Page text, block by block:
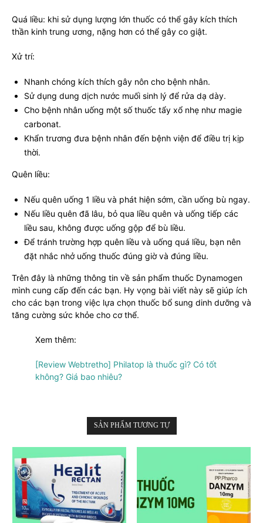
Quá liều: khi sử dụng lượng lớn thuốc có thể gây kích thích
thần kinh trung ương, nặng hơn có thể gây co giật.
Xử trí:
Nhanh chóng kích thích gây nôn cho bệnh nhân.
Sử dụng dung dịch nước muối sinh lý để rửa dạ dày.
Cho bệnh nhân uống một số thuốc tẩy xổ nhẹ như magie
carbonat.
Khẩn trương đưa bệnh nhân đến bệnh viện để điều trị kịp
thời.
Quên liều:
Nếu quên uống 1 liều và phát hiện sớm, cần uống bù ngay.
Nếu liều quên đã lâu, bỏ qua liều quên và uống tiếp các
liều sau, không được uống gộp để bù liều.
Để tránh trường hợp quên liều và uống quá liều, bạn nên
đặt nhắc nhở uống thuốc đúng giờ và đúng liều.
Trên đây là những thông tin về sản phẩm thuốc Dynamogen
mình cung cấp đến các bạn. Hy vọng bài viết này sẽ giúp ích
cho các bạn trong việc lựa chọn thuốc bổ sung dinh dưỡng và
tăng cường sức khỏe cho cơ thể.
Xem thêm:
[Review Webtretho] Philatop là thuốc gì? Có tốt
không? Giá bao nhiêu?
SẢN PHẨM TƯƠNG TỰ